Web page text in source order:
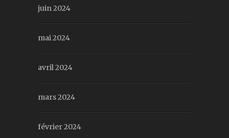
juin 2024
mai 2024
avril 2024
mars 2024
février 2024